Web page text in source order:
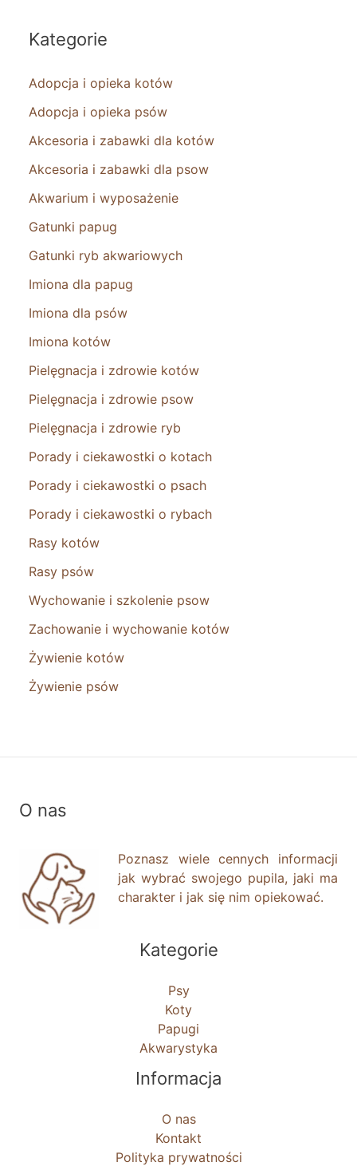
Kategorie
Adopcja i opieka kotów
Adopcja i opieka psów
Akcesoria i zabawki dla kotów
Akcesoria i zabawki dla psow
Akwarium i wyposażenie
Gatunki papug
Gatunki ryb akwariowych
Imiona dla papug
Imiona dla psów
Imiona kotów
Pielęgnacja i zdrowie kotów
Pielęgnacja i zdrowie psow
Pielęgnacja i zdrowie ryb
Porady i ciekawostki o kotach
Porady i ciekawostki o psach
Porady i ciekawostki o rybach
Rasy kotów
Rasy psów
Wychowanie i szkolenie psow
Zachowanie i wychowanie kotów
Żywienie kotów
Żywienie psów
O nas
Poznasz wiele cennych informacji
jak wybrać swojego pupila, jaki ma
charakter i jak się nim opiekować.
Kategorie
Psy
Koty
Papugi
Akwarystyka
Informacja
O nas
Kontakt
Polityka prywatności